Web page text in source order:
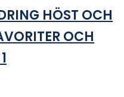
HÖST OCH
OCH